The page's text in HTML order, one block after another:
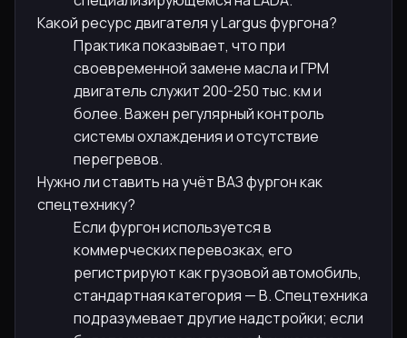
Какой ресурс двигателя у Largus фургона?
Практика показывает, что при
своевременной замене масла и ГРМ
двигатель служит 200-250 тыс. км и
более. Важен регулярный контроль
системы охлаждения и отсутствие
перегревов.
Нужно ли ставить на учёт ВАЗ фургон как
спецтехнику?
Если фургон используется в
коммерческих перевозках, его
регистрируют как грузовой автомобиль,
стандартная категория — B. Спецтехника
подразумевает другие надстройки; если